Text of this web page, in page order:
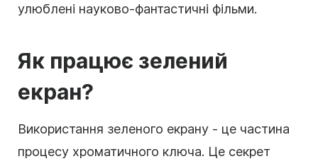
улюблені науково-фантастичні фільми.
Як працює зелений
екран?
Використання зеленого екрану - це частина
процесу хроматичного ключа. Це секрет